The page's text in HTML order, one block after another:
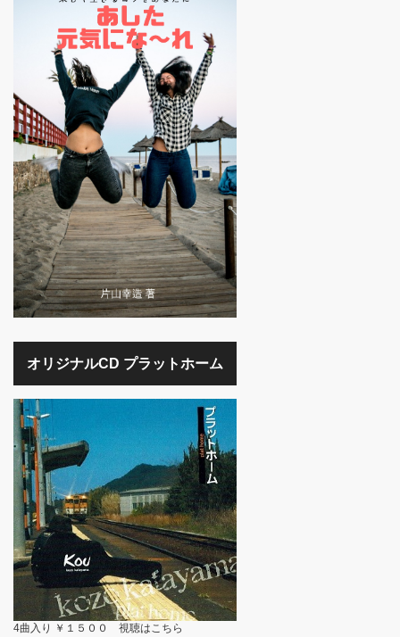
オリジナルCD プラットホーム
4曲入り ￥１５００ 視聴はこちら